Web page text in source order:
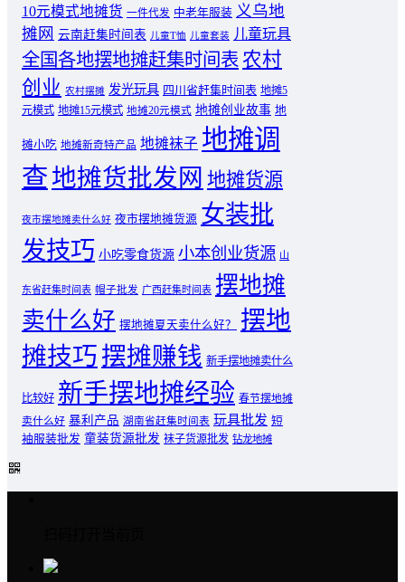
10元模式地摊货 一件代发 中老年服装 义乌地
摊网 云南赶集时间表 儿童T恤 儿童套装 儿童玩具
全国各地摆地摊赶集时间表 农村
创业 农村摆摊 发光玩具 四川省赶集时间表 地摊5
元模式 地摊15元模式 地摊20元模式 地摊创业故事 地
摊小吃 地摊新奇特产品 地摊袜子 地摊调
查地摊货批发网 地摊货源
夜市摆地摊卖什么好 夜市摆地摊货源 女装批
发技巧 小吃零食货源 小本创业货源 山
东省赶集时间表 帽子批发 广西赶集时间表 摆地摊
卖什么好 摆地摊夏天卖什么好？
摆地
摊技巧摆摊赚钱 新手摆地摊卖什么
比较好 新手摆地摊经验 春节摆地摊
卖什么好 暴利产品 湖南省赶集时间表 玩具批发 短
袖服装批发 童装货源批发 袜子货源批发 钻龙地摊